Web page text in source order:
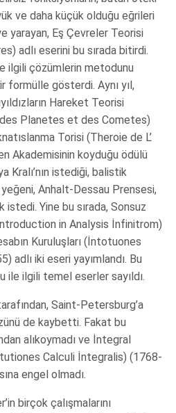
ve daha küçük olduğu eğrileri
yarayan, Eş Çevreler Teorisi
adlı eserini bu sırada bitirdi.
ilgili çözümlerin metodunu
formülle gösterdi. Aynı yıl,
Hareket Teorisi
Planetes et des Cometes)
Torisi (Theroie de L’
Akademisinin koyduğu ödülü
Kralı’nın istediği, balistik
Anhalt-Dessau Prensesi,
istedi. Yine bu sırada, Sonsuz
in Analysis İnfinitrom)
Kuruluşları (İntotuones
adlı iki eseri yayımlandı. Bu
ile ilgili temel eserler sayıldı.
Saint-Petersburg’a
de kaybetti. Fakat bu
alıkoymadı ve İntegral
Calculi İntegralis) (1768-
engel olmadı.
birçok çalışmalarını